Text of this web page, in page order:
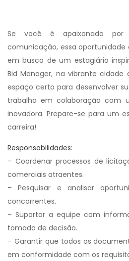
Se você é apaixonado por
comunicação, essa oportunidade
em busca de um estagiário
Bid Manager, na vibrante cidade
espaço certo para desenvolver
trabalha em colaboração com
inovadora. Prepare-se para um
carreira!
Responsabilidades:
– Coordenar processos de
comerciais atraentes.
– Pesquisar e analisar
concorrentes.
– Suportar a equipe com
tomada de decisão.
– Garantir que todos os
em conformidade com os